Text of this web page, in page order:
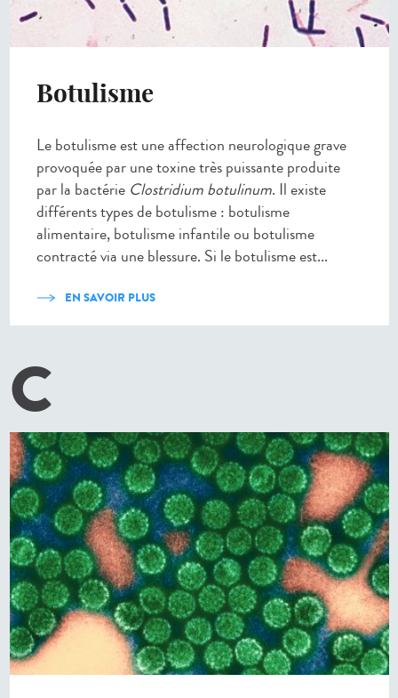
Botulisme
Le botulisme est une affection neurologique grave
provoquée par une toxine très puissante produite
par la bactérie Clostridium botulinum. Il existe
différents types de botulisme : botulisme
alimentaire, botulisme infantile ou botulisme
contracté via une blessure. Si le botulisme est...
EN SAVOIR PLUS
C